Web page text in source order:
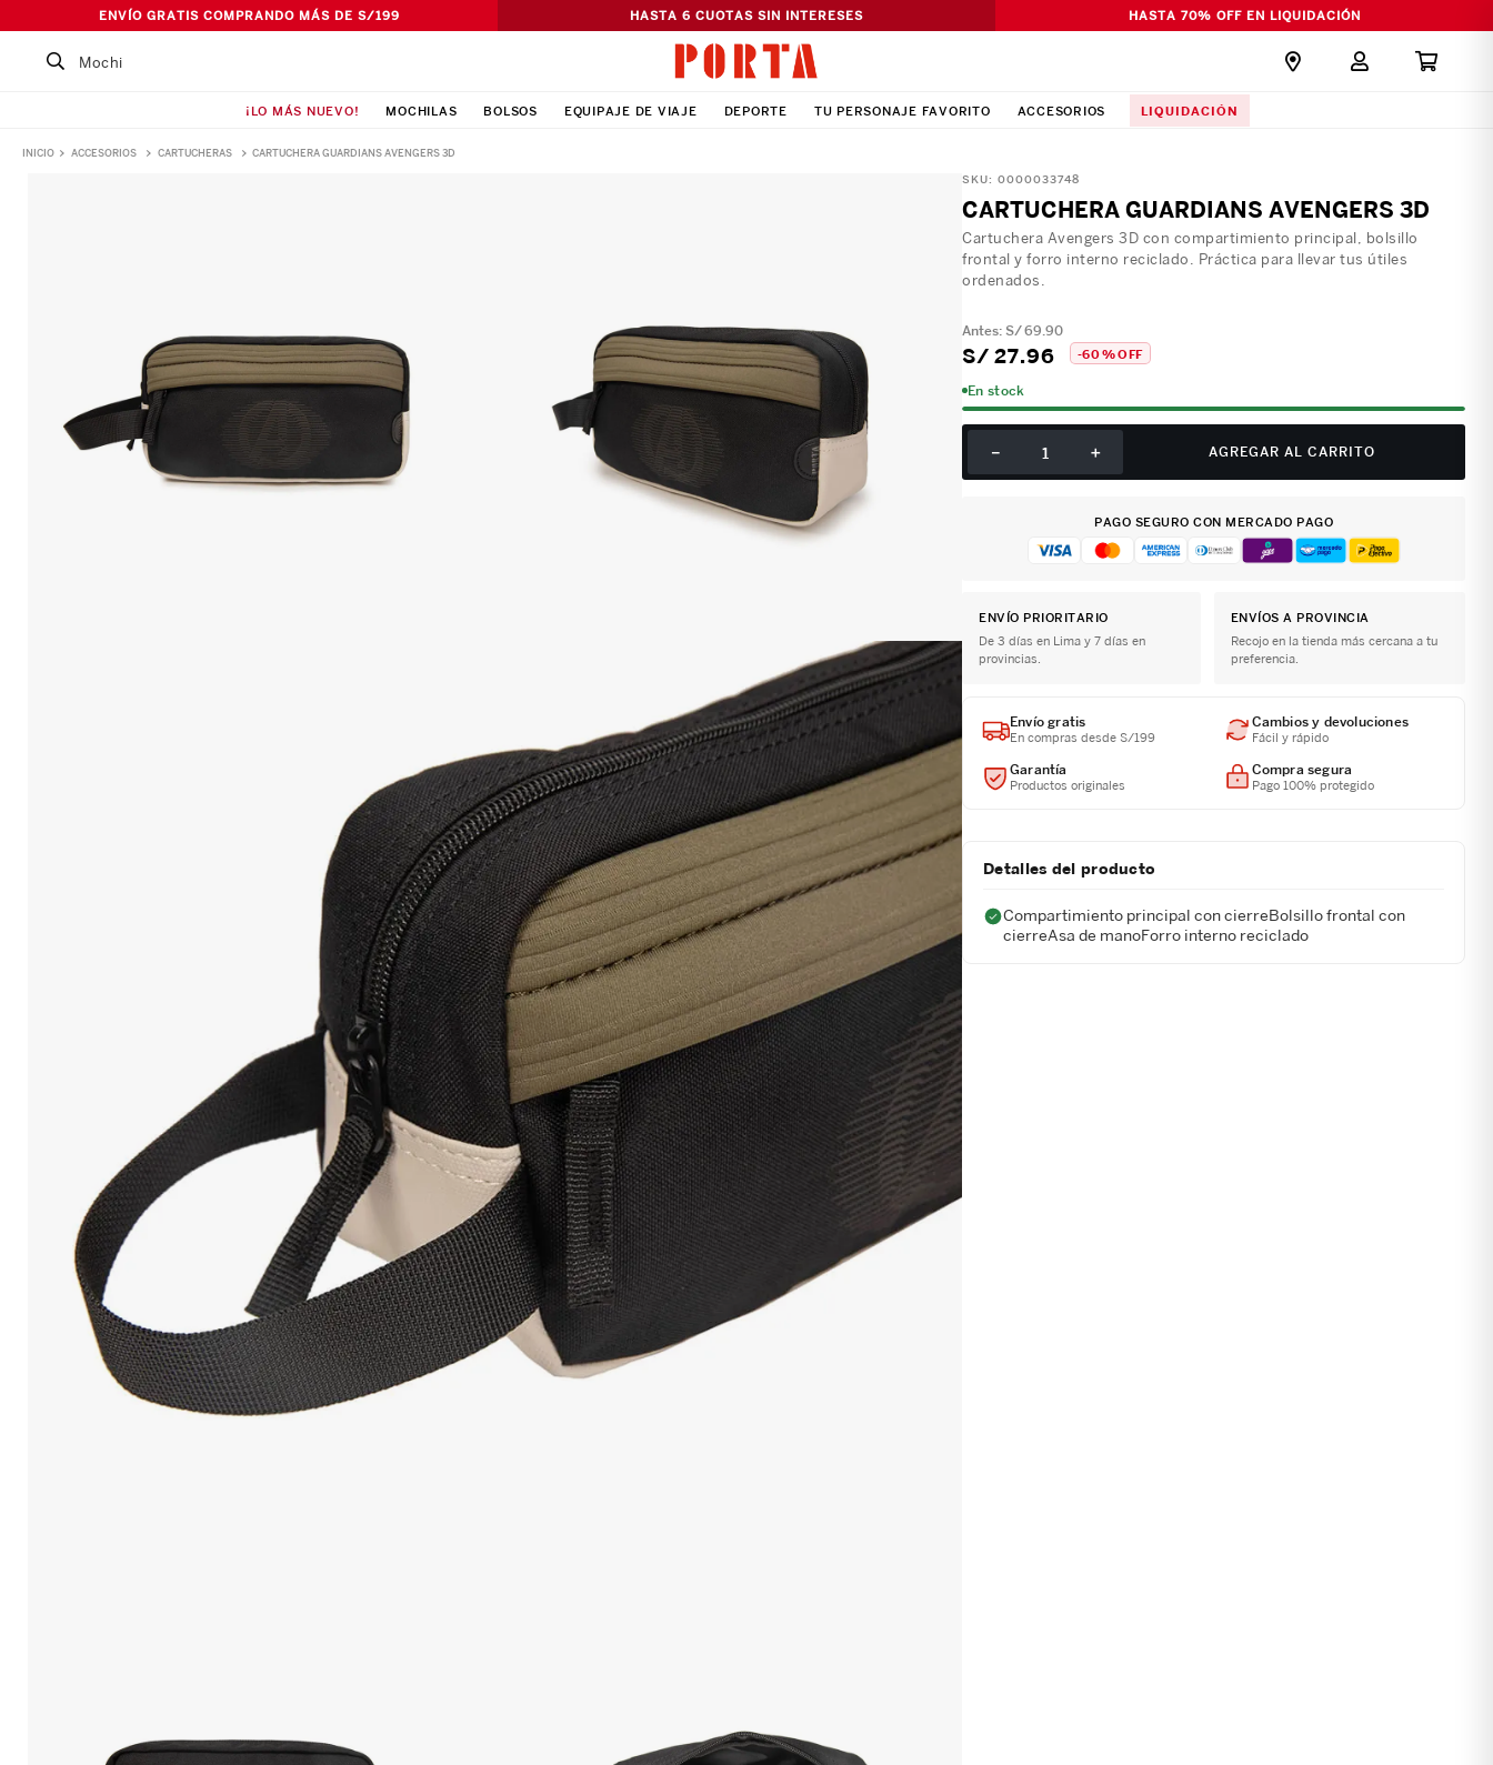
ENVÍO GRATIS COMPRANDO MÁS DE S/199 HASTA 6 CUOTAS SIN INTERESES HASTA 70% OFF EN LIQUIDACIÓN
Buscar un producto...
¡LO MÁS NUEVO! MOCHILAS BOLSOS EQUIPAJE DE VIAJE DEPORTE TU PERSONAJE FAVORITO ACCESORIOS LIQUIDACIÓN
ACCESORIOS CARTUCHERAS CARTUCHERA GUARDIANS AVENGERS 3D
SKU:0000033748
CARTUCHERA GUARDIANS AVENGERS 3D
Cartuchera Avengers 3D con compartimiento principal, bolsillo
frontal y forro interno reciclado. Práctica para llevar tus útiles
ordenados.
S/69.90
S/ 27.96 -60 %OFF
En stock
＋
－ AGREGAR AL CARRITO
PAGO SEGURO CON MERCADO PAGO
ENVÍO PRIORITARIO
De 3 días en Lima y 7 días en
provincias.
ENVÍOS A PROVINCIA
Recojo en la tienda más cercana a tu
preferencia.
Envío gratis
En compras desde S/199
Cambios y devoluciones
Fácil y rápido
Garantía
Productos originales
Compra segura
Pago 100% protegido
Detalles del producto
Compartimiento principal con cierreBolsillo frontal con
cierreAsa de manoForro interno reciclado
Maleta
. Ismalia
Canguro
Loncheras